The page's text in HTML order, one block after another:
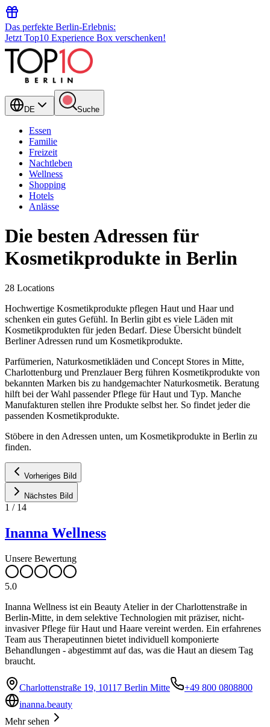
Das perfekte Berlin-Erlebnis:
Jetzt Top10 Experience Box verschenken!
DE Suche
Essen
Familie
Freizeit
Nachtleben
Wellness
Shopping
Hotels
Anlässe
Die besten Adressen für
Kosmetikprodukte in Berlin
28 Locations
Hochwertige Kosmetikprodukte pflegen Haut und Haar und
schenken ein gutes Gefühl. In Berlin gibt es viele Läden mit
Kosmetikprodukten für jeden Bedarf. Diese Übersicht bündelt
Berliner Adressen rund um Kosmetikprodukte.
Parfümerien, Naturkosmetikläden und Concept Stores in Mitte,
Charlottenburg und Prenzlauer Berg führen Kosmetikprodukte von
bekannten Marken bis zu handgemachter Naturkosmetik. Beratung
hilft bei der Wahl passender Pflege für Haut und Typ. Manche
Manufakturen stellen ihre Produkte selbst her. So findet jeder die
passenden Kosmetikprodukte.
Stöbere in den Adressen unten, um Kosmetikprodukte in Berlin zu
finden.
Vorheriges Bild
Nächstes Bild
1 / 14
Inanna Wellness
Unsere Bewertung
5.0
Inanna Wellness ist ein Beauty Atelier in der Charlottenstraße in
Berlin-Mitte, in dem selektive Technologien mit präziser, nicht-
invasiver Pflege für Haut und Haare vereint werden. Ein erfahrenes
Team aus Therapeutinnen bietet individuell komponierte
Behandlungen - abgestimmt auf das, was die Haut an diesem Tag
braucht.
Charlottenstraße 19, 10117 Berlin Mitte
+49 800 0808800
inanna.beauty
Mehr sehen